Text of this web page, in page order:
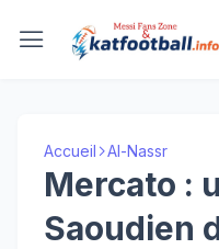
Accueil Al-Nassr
Mercato :
Saoudien